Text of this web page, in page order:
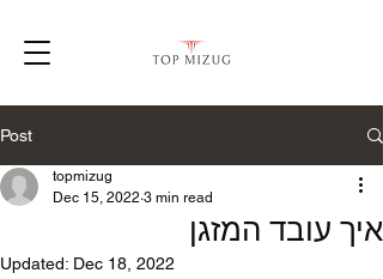
Post
איך עובד המזגן
topmizug
Dec 15, 2022 3 min read
Updated: Dec 18, 2022